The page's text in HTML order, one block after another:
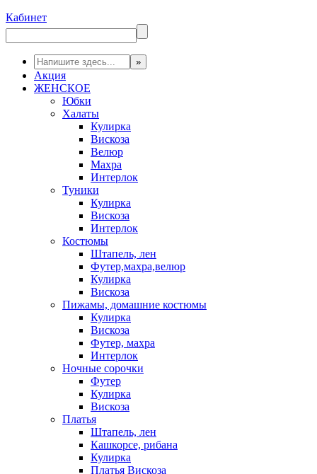
Кабинет
Акция
ЖЕНСКОЕ
Юбки
Халаты
Кулирка
Вискоза
Велюр
Махра
Интерлок
Туники
Кулирка
Вискоза
Интерлок
Костюмы
Штапель, лен
Футер,махра,велюр
Кулирка
Вискоза
Пижамы, домашние костюмы
Кулирка
Вискоза
Футер, махра
Интерлок
Ночные сорочки
Футер
Кулирка
Вискоза
Платья
Штапель, лен
Кашкорсе, рибана
Кулирка
Платья Вискоза